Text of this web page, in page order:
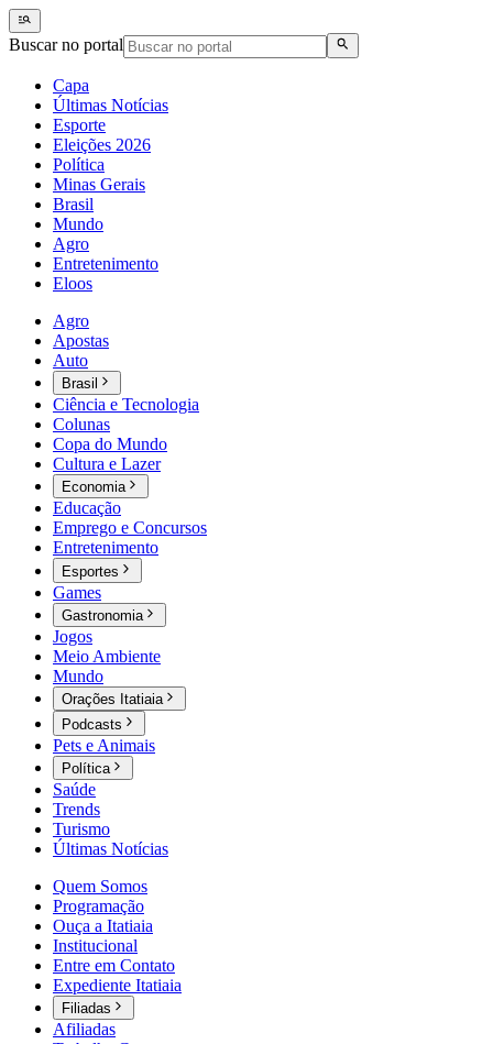
Buscar no portal
Capa
Últimas Notícias
Esporte
Eleições 2026
Política
Minas Gerais
Brasil
Mundo
Agro
Entretenimento
Eloos
Agro
Apostas
Auto
Brasil
Ciência e Tecnologia
Colunas
Copa do Mundo
Cultura e Lazer
Economia
Educação
Emprego e Concursos
Entretenimento
Esportes
Games
Gastronomia
Jogos
Meio Ambiente
Mundo
Orações Itatiaia
Podcasts
Pets e Animais
Política
Saúde
Trends
Turismo
Últimas Notícias
Quem Somos
Programação
Ouça a Itatiaia
Institucional
Entre em Contato
Expediente Itatiaia
Filiadas
Afiliadas